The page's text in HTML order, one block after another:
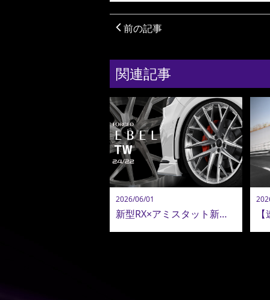
前の記事
関連記事
2026/06/01
新型RX×アミスタット新作24インチ鍛造ホイールが圧巻！新型アルヴェル・LM用22インチも追加決定！